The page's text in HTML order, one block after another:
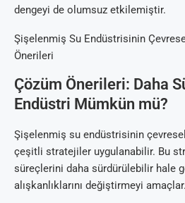
dengeyi de olumsuz etkilemiştir.
Şişelenmiş Su Endüstrisinin
Önerileri
Çözüm Önerileri: Daha
Endüstri Mümkün mü?
Şişelenmiş su endüstrisinin
çeşitli stratejiler uygulanabilir. Bu
süreçlerini daha sürdürülebilir hale
alışkanlıklarını değiştirmeyi amaçlar.